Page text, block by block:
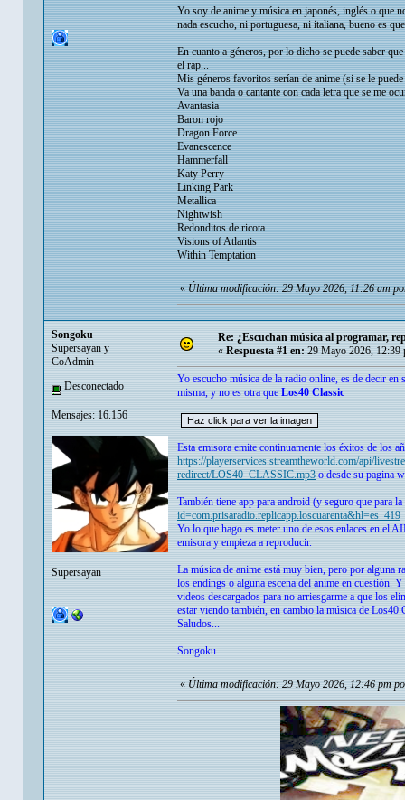
Yo soy de anime y música en japonés, inglés o que
nada escucho, ni portuguesa, ni italiana, bueno es
En cuanto a géneros, por lo dicho se puede saber
el rap...
Mis géneros favoritos serían de anime (si se le
Va una banda o cantante con cada letra que se me
Avantasia
Baron rojo
Dragon Force
Evanescence
Hammerfall
Katy Perry
Linking Park
Metallica
Nightwish
Redonditos de ricota
Visions of Atlantis
Within Temptation
«Última modificación: 29 Mayo 2026, 11:26 am
Songoku
Supersayan y
CoAdmin
Desconectado
Mensajes: 16.156
Supersayan
Re: ¿Escuchan música al programar,
« Respuesta #1 en: 29 Mayo 2026, 12:39
Yo escucho música de la radio online, es de decir
misma, y no es otra que Los40 Classic
Esta emisora emite continuamente los éxitos de los
https://playerservices.streamtheworld.com/api/
redirect/LOS40_CLASSIC.mp3 o desde su pagina
También tiene app para android (y seguro que para
id=com.prisaradio.replicapp.loscuarenta&hl=es_419
Yo lo que hago es meter uno de esos enlaces en el
emisora y empieza a reproducir.
La música de anime está muy bien, pero por alguna
los endings o alguna escena del anime en cuestión.
videos descargados para no arriesgarme a que los
estar viendo también, en cambio la música de Los40
Saludos...
Songoku
« Última modificación: 29 Mayo 2026, 12:46 pm